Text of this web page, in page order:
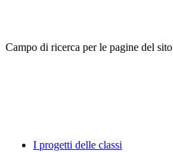
Campo di ricerca per le pagine del sito
I progetti delle classi